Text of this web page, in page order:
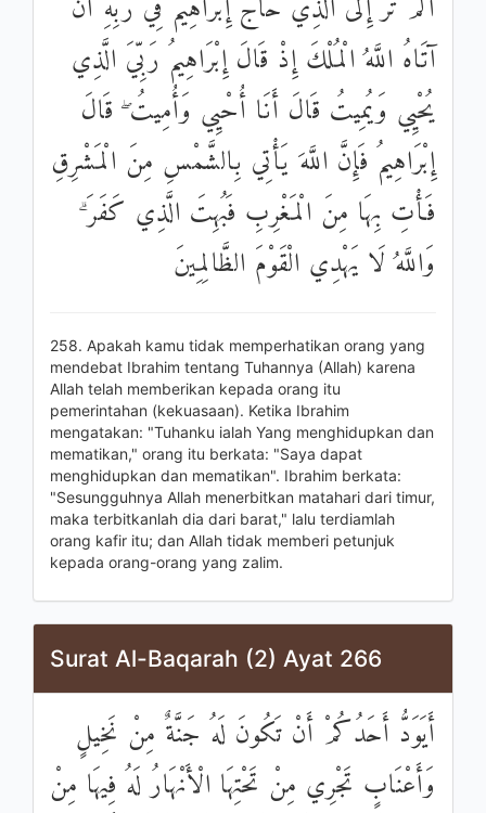
أَلَمْ تَرَ إِلَى الَّذِي حَاجَّ إِبْرَاهِيمَ فِي رَبِّهِ أَنْ
آتَاهُ اللَّهُ الْمُلْكَ إِذْ قَالَ إِبْرَاهِيمُ رَبِّيَ الَّذِي
يُحْيِي وَيُمِيتُ قَالَ أَنَا أُحْيِي وَأُمِيتُ ۖ قَالَ
إِبْرَاهِيمُ فَإِنَّ اللَّهَ يَأْتِي بِالشَّمْسِ مِنَ الْمَشْرِقِ
فَأْتِ بِهَا مِنَ الْمَغْرِبِ فَبُهِتَ الَّذِي كَفَرَ ۗ
وَاللَّهُ لَا يَهْدِي الْقَوْمَ الظَّالِمِينَ
258. Apakah kamu tidak memperhatikan orang yang
mendebat Ibrahim tentang Tuhannya (Allah) karena
Allah telah memberikan kepada orang itu
pemerintahan (kekuasaan). Ketika Ibrahim
mengatakan: "Tuhanku ialah Yang menghidupkan dan
mematikan," orang itu berkata: "Saya dapat
menghidupkan dan mematikan". Ibrahim berkata:
"Sesungguhnya Allah menerbitkan matahari dari timur,
maka terbitkanlah dia dari barat," lalu terdiamlah
orang kafir itu; dan Allah tidak memberi petunjuk
kepada orang-orang yang zalim.
Surat Al-Baqarah (2) Ayat 266
أَيَوَدُّ أَحَدُكُمْ أَنْ تَكُونَ لَهُ جَنَّةٌ مِنْ نَخِيلٍ
وَأَعْنَابٍ تَجْرِي مِنْ تَحْتِهَا الْأَنْهَارُ لَهُ فِيهَا مِنْ